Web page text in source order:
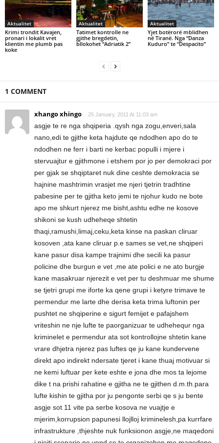
Aktualitet
Krimi trondit Kavajen,
pronari i lokalit vret
klientin me plumb pas
koke
Aktualitet
Tatimet kontrolle ne
gjithe bregdetin,
bllokohet “Adriatik 2”
Aktualitet
Yjet botërorë mblidhen
në Tiranë. Nga “Danza
Kuduro” te “Despacito”
1 COMMENT
xhango xhingo 25 January, 2011 At 11:03 am
asgje te re nga shqiperia .qysh nga zogu,enveri,sala
nano,edi te gjithe keta hajdute qe ndodhen apo do te
ndodhen ne ferr i barti ne kerbac populli i mjere i
stervuajtur e gjithmone i etshem por jo per demokraci por
per gjak se shqiptaret nuk dine ceshte demokracia se
hajnine mashtrimin vrasjet me njeri tjetrin tradhtine
pabesine per te gjitha keto jemi te njohur kudo ne bote
apo me shkurt njerez me bisht,ashtu edhe ne kosove
shikoni se kush udheheqe shtetin
thaqi,ramushi,limaj,ceku,keta kinse na paskan cliruar
kosoven ,ata kane cliruar p.e sames se vet,ne shqiperi
kane pasur disa kampe trajnimi dhe secili ka pasur
policine dhe burgun e vet ,me ate polici e ne ato burgje
kane masakruar njerezit e vet per tu deshmuar me shume
se tjetri grupi me iforte ka qene grupi i ketyre trimave te
permendur me larte dhe derisa keta trima luftonin per
pushtet ne shqiperine e sigurt femijet e pafajshem
vriteshin ne nje lufte te paorganizuar te udhehequr nga
kriminelet e permendur ata sot kontrollojne shtetin kane
vrare dhjetra njerez pas luftes qe ju kane kundervene
direkt apo indirekt ndersate tjeret i kane thuaj motivuar si
ne kemi luftuar per kete eshte e jona dhe mos ta lejome
dike t na prishi rahatine e gjitha ne te gjithen d.m.th.para
lufte kishin te gjitha por ju pengonte serbi qe s ju bente
asgje sot 11 vite pa serbe kosova ne vuajtje e
mjerim,korrupsion papunesi llojlloj kriminelesh,pa kurrfare
infrastrukture ,thjeshte nuk funksionon asgje,ne maqedoni